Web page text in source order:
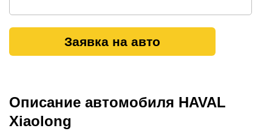
Заявка на авто
Описание автомобиля HAVAL
Xiaolong